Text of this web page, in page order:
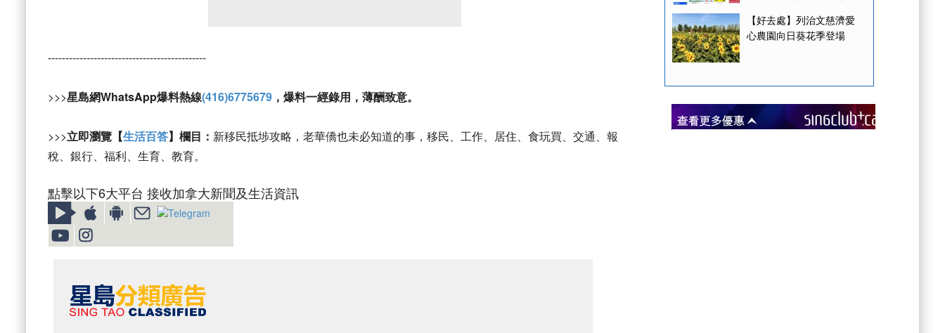
---------------------------------------------
>>>星島網WhatsApp爆料熱線(416)6775679 ，爆料一經錄用，薄酬致意。
>>>立即瀏覽【生活百答】欄目： 新移民抵埗攻略，老華僑也未必知道的事，移民、工作、居住、食玩買、交通、報
稅、銀行、福利、生育、教育。
點擊以下6大平台 接收加拿大新聞及生活資訊